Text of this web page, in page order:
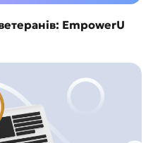
EmpowerU